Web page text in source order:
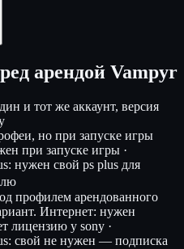
арендой Vampyr
и тот же аккаунт, версия
но при запуске игры
при запуске игры ·
нужен свой ps plus для
профилем арендованного
Интернет: нужен
лицензию у sony ·
свой не нужен — подписка